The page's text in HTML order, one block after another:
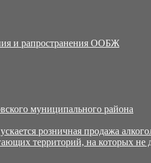
и рапространения ООБЖ
муниципального района
розничная продажа
территорий, на которых не